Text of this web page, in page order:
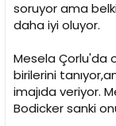
soruyor ama
daha iyi oluyor.
Mesela Çorlu'da
birilerini
imajıda veriyor.
Bodicker sanki